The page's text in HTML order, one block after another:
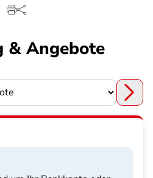
& Angebote